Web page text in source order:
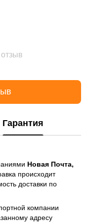
Гарантия
Новая Почта,
происходит
доставки по
компании
адресу